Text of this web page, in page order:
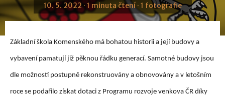
10. 5. 2022 · 1 minuta čtení · 1 fotografie
Základní škola Komenského má bohatou historii a její budovy a
vybavení pamatují již pěknou řádku generací. Samotné budovy jsou
dle možností postupně rekonstruovány a obnovovány a v letošním
roce se podařilo získat dotaci z Programu rozvoje venkova ČR díky